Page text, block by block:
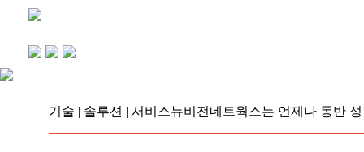
기술 | 솔루션 | 서비스뉴비전네트웍스는 언제나 동반